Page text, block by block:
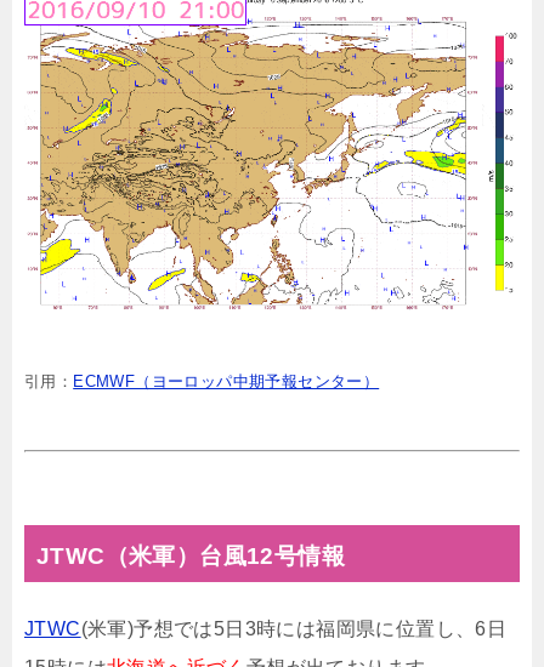
引用： ECMWF（ヨーロッパ中期予報センター）
JTWC（米軍）台風12号情報
JTWC(米軍)予想では5日3時には福岡県に位置し、6日